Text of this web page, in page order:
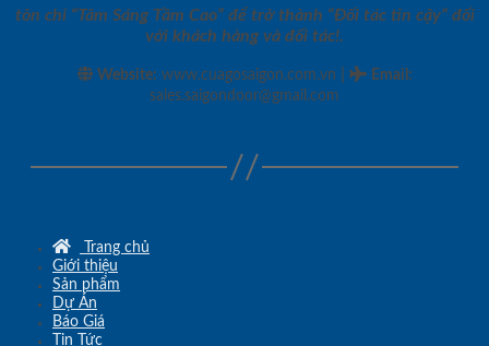
tôn chỉ “Tâm Sáng Tầm Cao” để trở thành “Đối tác tin cậy” đối
với khách hàng và đối tác!.
Website: www.cuagosaigon.com.vn Email :
sales.saigondoor@gmail.com
Trang chủ
Giới thiệu
Sản phẩm
Dự Án
Báo Giá
Tin Tức